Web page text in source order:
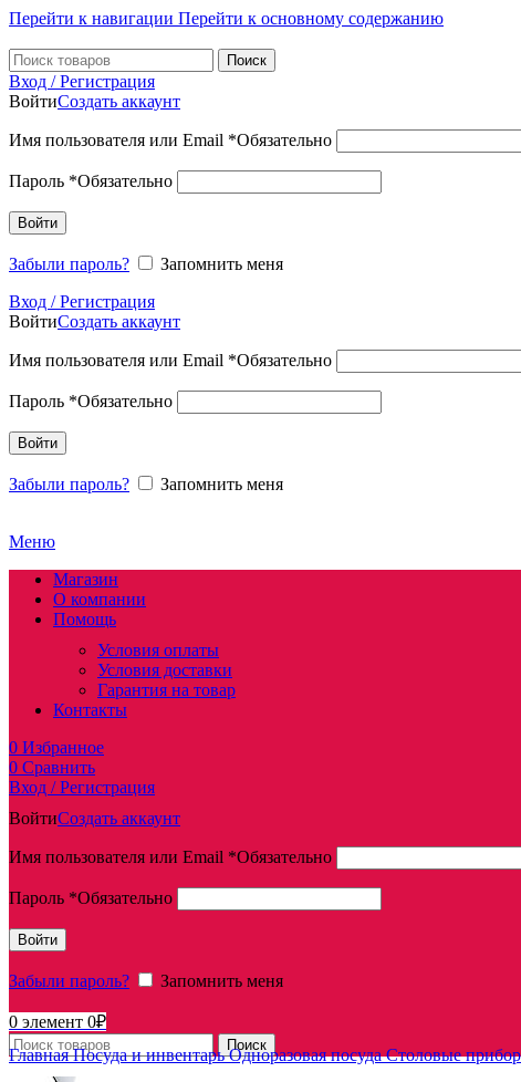
Перейти к навигации Перейти к основному содержанию
Поиск
Вход / Регистрация
ВойтиСоздать аккаунт
Имя пользователя или Email *Обязательно
Пароль *Обязательно
Войти
Забыли пароль?
Запомнить меня
Вход / Регистрация
ВойтиСоздать аккаунт
Имя пользователя или Email *Обязательно
Пароль *Обязательно
Войти
Забыли пароль? Запомнить меня
Меню
Магазин
О компании
Помощь
Условия оплаты
Условия доставки
Гарантия на товар
Контакты
0 Избранное
0 Сравнить
Вход / Регистрация
ВойтиСоздать аккаунт
Имя пользователя или Email *Обязательно
Пароль *Обязательно
Войти
Забыли пароль? Запомнить меня
0 элемент 0₽
Поиск
ГлавнаяПосуда и инвентарьОдноразовая посудаСтоловые